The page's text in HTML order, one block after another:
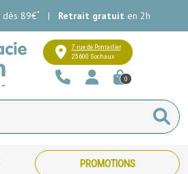
dès 89€* | Retrait gratuit en 2h
Pharmacie Carlin Votre
7 rue de Pontarlier
25600 Sochaux
0
PROMOTIONS